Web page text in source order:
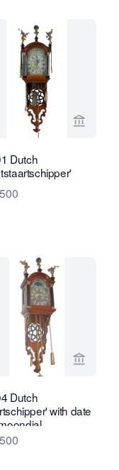
van Van Brug
Bekijk
Dutch
van Van Brug
Bekijk
Dutch
with date